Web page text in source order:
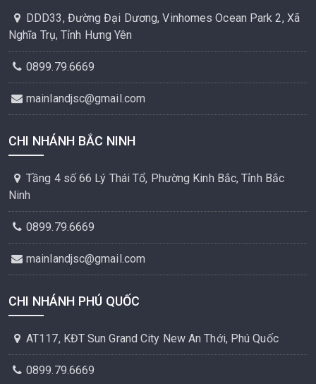
DDD33, Đường Đại Dương, Vinhomes Ocean Park 2, Xã
Nghĩa Trụ, Tỉnh Hưng Yên
0899.79.6669
mainlandjsc@gmail.com
CHI NHÁNH BẮC NINH
Tầng 4 số 66 Lý Thái Tổ, Phường Kinh Bắc, Tỉnh Bắc
Ninh
0899.79.6669
mainlandjsc@gmail.com
CHI NHÁNH PHÚ QUỐC
AT117, KĐT Sun Grand City New An Thới, Phú Quốc
0899.79.6669